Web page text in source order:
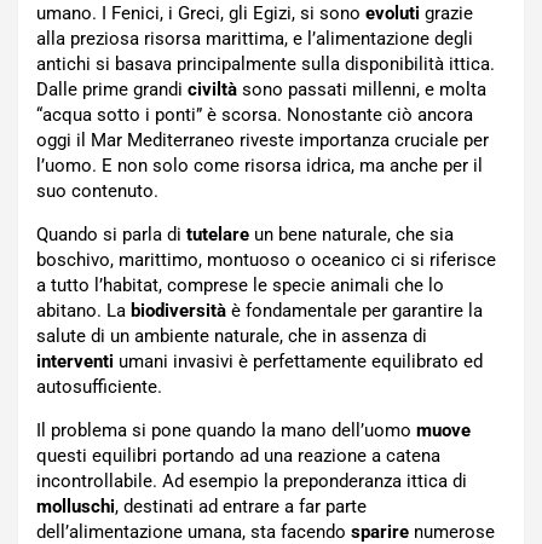
umano. I Fenici, i Greci, gli Egizi, si sono evoluti grazie
alla preziosa risorsa marittima, e l’alimentazione degli
antichi si basava principalmente sulla disponibilità ittica.
Dalle prime grandi civiltà sono passati millenni, e molta
“acqua sotto i ponti” è scorsa. Nonostante ciò ancora
oggi il Mar Mediterraneo riveste importanza cruciale per
l’uomo. E non solo come risorsa idrica, ma anche per il
suo contenuto.
Quando si parla di tutelare un bene naturale, che sia
boschivo, marittimo, montuoso o oceanico ci si riferisce
a tutto l’habitat, comprese le specie animali che lo
abitano. La biodiversità è fondamentale per garantire la
salute di un ambiente naturale, che in assenza di
interventi umani invasivi è perfettamente equilibrato ed
autosufficiente.
Il problema si pone quando la mano dell’uomo muove
questi equilibri portando ad una reazione a catena
incontrollabile. Ad esempio la preponderanza ittica di
molluschi, destinati ad entrare a far parte
dell’alimentazione umana, sta facendo sparire numerose